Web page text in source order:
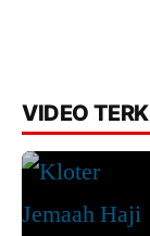
VIDEO